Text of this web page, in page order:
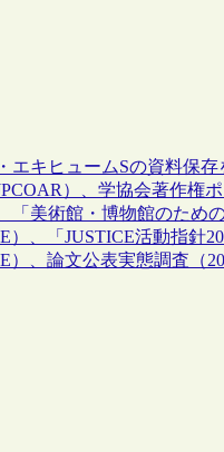
キヒュームSの資料保
）、学協会著作権
「美術館・博物館のため
、「JUSTICE活動指針
）、論文公表実態調査（